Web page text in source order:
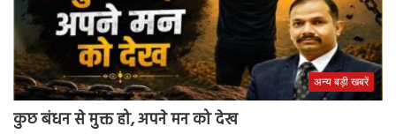
अन्य बड़ी खबरें
कुछ बंधन से मुक्त हो, अपने मन को देख